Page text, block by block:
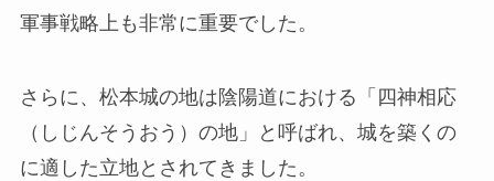
軍事戦略上も非常に重要でした。
さらに、松本城の地は陰陽道における「四神相応
（しじんそうおう）の地」と呼ばれ、城を築くの
に適した立地とされてきました。